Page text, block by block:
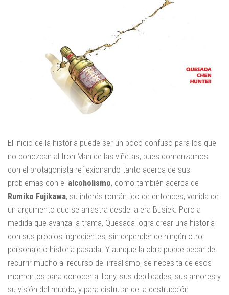
El inicio de la historia puede ser un poco confuso para los que
no conozcan al Iron Man de las viñetas, pues comenzamos
con el protagonista reflexionando tanto acerca de sus
problemas con el alcoholismo, como también acerca de
Rumiko Fujikawa, su interés romántico de entonces, venida de
un argumento que se arrastra desde la era Busiek. Pero a
medida que avanza la trama, Quesada logra crear una historia
con sus propios ingredientes, sin depender de ningún otro
personaje o historia pasada. Y aunque la obra puede pecar de
recurrir mucho al recurso del irrealismo, se necesita de esos
momentos para conocer a Tony, sus debilidades, sus amores y
su visión del mundo, y para disfrutar de la destrucción